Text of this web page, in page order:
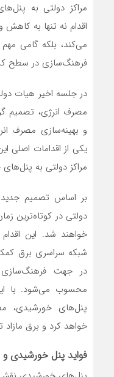
مراکز دولتی به
اقدام نه تنها به
می‌کند، بلکه گامی
فرهنگ‌سازی در سطح
در جلسه اخیر هیات
مصرف انرژی، تصمیم
و بهینه‌سازی مصرف
یکی از اقدامات اصلی
مراکز دولتی به
بر اساس تصمیم جدید
دولتی در کوتاه‌ترین
خواهند شد. این
شبکه سراسری برق
در جهت
محسوب می‌شود. با
پنل‌های خورشیدی،
خواهد کرد و برق
فواید پنل خورشیدی